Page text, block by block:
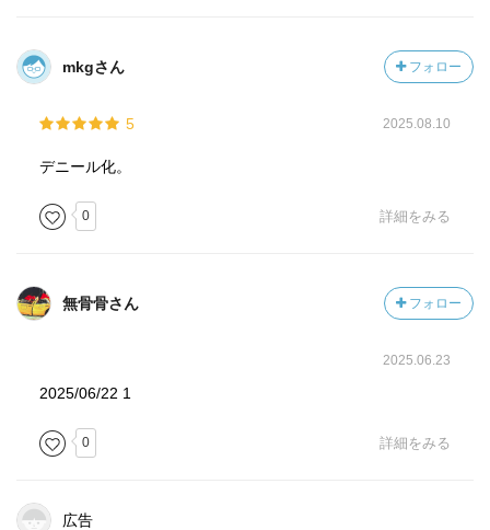
mkgさん フォロー
5 2025.08.10
デニール化。
0 詳細をみる
無骨骨さん フォロー
2025.06.23
2025/06/22 1
0 詳細をみる
広告